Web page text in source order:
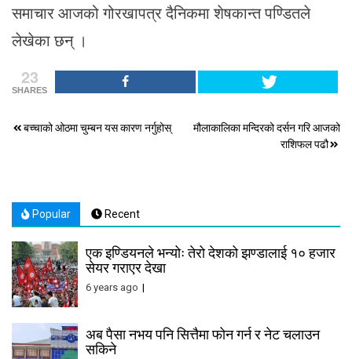
समाचार आजको गोरखापत्र दैनिकमा शेषकान्त पण्डितले
लेखेका छन् ।
23
SHARES
Post
बच्चाको ओठमा चुम्बन यस कारण नर्गुहोस्
मौलाकालिका मन्दिरको दर्सन गरि आजको
राशिफल पढौ
Popular Recent
एक इण्डियनले भन्योः तेरो देशको झण्डालाई १० हजार
सेयर गराएर देखा
6 years ago
अब पैसा नभय पनि सित्तैमा फोन गर्न र नेट चलाउन
सकिने